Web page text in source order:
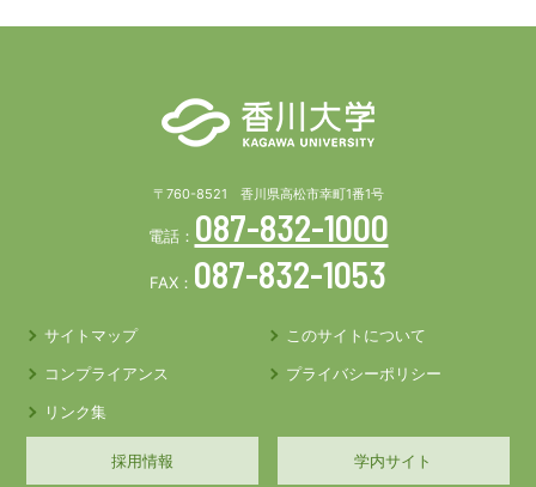
〒760-8521 香川県高松市幸町1番1号
電話： 087-832-1000
FAX： 087-832-1053
サイトマップ
このサイトについて
コンプライアンス
プライバシーポリシー
リンク集
採用情報 学内サイト